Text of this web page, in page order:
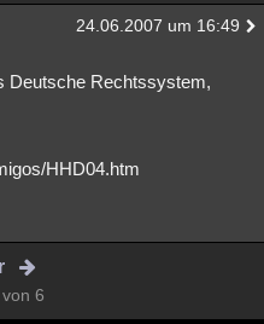
24.06.2007 um 16:49
Deutsche Rechtssystem,
HHD04.htm
6